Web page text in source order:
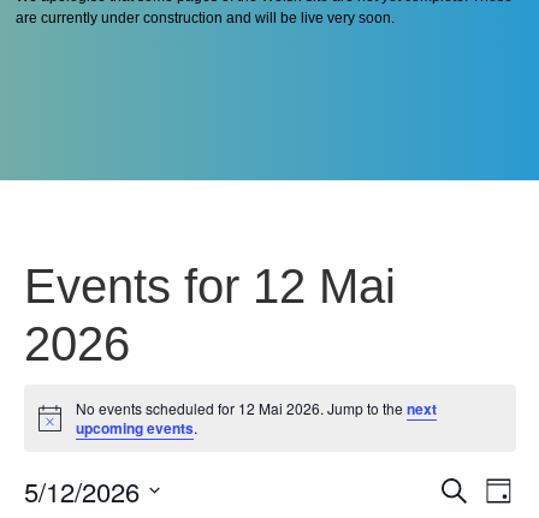
are currently under construction and will be live very soon.
Events for 12 Mai
2026
Notice
No events scheduled for 12 Mai 2026. Jump to the next
upcoming events.
Search
Day
5/12/2026